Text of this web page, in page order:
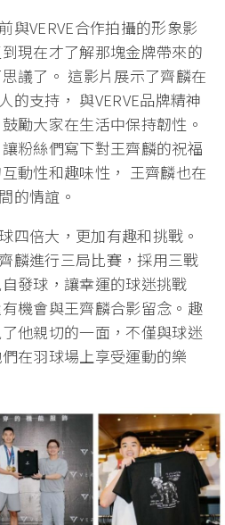
與VERVE合作拍攝的形象影
現在才了解那塊金牌帶來的
議了。 這影片展示了齊麟在
的支持， 與VERVE品牌精神
勵大家在生活中保持韌性。
粉絲們寫下對王齊麟的祝福
動性和趣味性， 王齊麟也在
的情誼。
四倍大，更加有趣和挑戰。
麟進行三局比賽，採用三戰
發球，讓幸運的球迷挑戰
機會與王齊麟合影留念。趣
他親切的一面，不僅與球迷
在羽球場上享受運動的樂